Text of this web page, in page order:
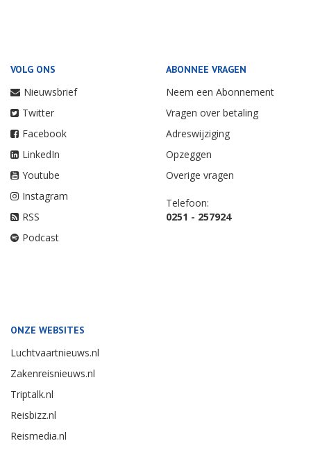
VOLG ONS
Nieuwsbrief
Twitter
Facebook
LinkedIn
Youtube
Instagram
RSS
Podcast
ABONNEE VRAGEN
Neem een Abonnement
Vragen over betaling
Adreswijziging
Opzeggen
Overige vragen
Telefoon:
0251 - 257924
ONZE WEBSITES
Luchtvaartnieuws.nl
Zakenreisnieuws.nl
Triptalk.nl
Reisbizz.nl
Reismedia.nl